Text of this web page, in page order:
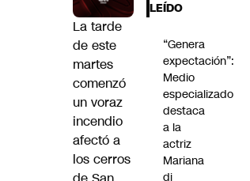
La tarde
de este
martes
comenzó
un voraz
incendio
afectó a
los cerros
LEÍDO
“Genera
expectación”:
Medio
especializado
destaca
a la
actriz
Mariana
di